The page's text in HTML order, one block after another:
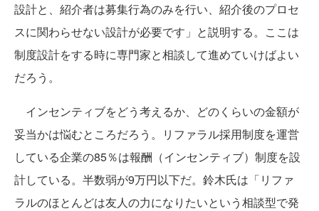
設計と、紹介者は募集行為のみを行い、紹介後のプロセ
スに関わらせない設計が必要です」と説明する。ここは
制度設計をする時に専門家と相談して進めていけばよい
だろう。
インセンティブをどう考えるか、どのくらいの金額が
妥当かは悩むところだろう。リファラル採用制度を運営
している企業の85％は報酬（インセンティブ）制度を設
計している。半数弱が9万円以下だ。鈴木氏は「リファ
ラルのほとんどは友人の力になりたいという相談型で発